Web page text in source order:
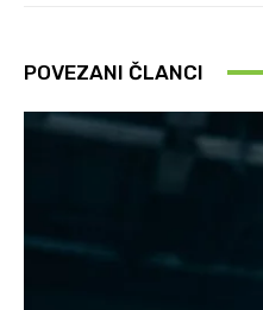
POVEZANI ČLANCI